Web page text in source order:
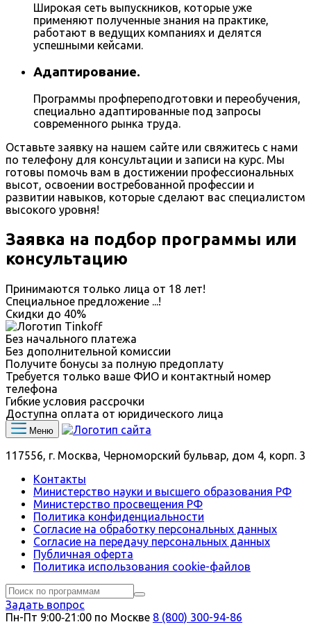
Широкая сеть выпускников, которые уже
применяют полученные знания на практике,
работают в ведущих компаниях и делятся
успешными кейсами.
Адаптирование.
Программы профпереподготовки и переобучения,
специально адаптированные под запросы
современного рынка труда.
Оставьте заявку на нашем сайте или свяжитесь с нами
по телефону для консультации и записи на курс. Мы
готовы помочь вам в достижении профессиональных
высот, освоении востребованной профессии и
развитии навыков, которые сделают вас специалистом
высокого уровня!
Заявка на подбор программы или
консультацию
Принимаются только лица от 18 лет!
Специальное предложение ...!
Скидки до 40%
Без начального платежа
Без дополнительной комиссии
Получите бонусы за полную предоплату
Требуется только ваше ФИО и контактный номер
телефона
Гибкие условия рассрочки
Доступна оплата от юридического лица
Меню
117556, г. Москва, Черноморский бульвар, дом 4, корп. 3
Контакты
Министерство науки и высшего образования РФ
Министерство просвещения РФ
Политика конфиденциальности
Согласие на обработку персональных данных
Согласие на передачу персональных данных
Публичная оферта
Политика использования сookie-файлов
Задать вопрос
Пн-Пт 9:00‑21:00 по Москве 8 (800) 300-94-86